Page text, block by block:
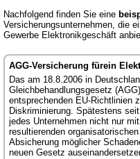
Nachfolgend finden Sie eine
Versicherungsunternehmen, die
Gewerbe Elektronikgeschäft
AGG-Versicherung fürein
Das am 18.8.2006 in
Gleichbehandlungsgesetz
entsprechenden EU-Richtlinien
Diskriminierung. Spätestens
jedes Unternehmen nicht nur
resultierenden
Absicherung möglicher
neuen Gesetz